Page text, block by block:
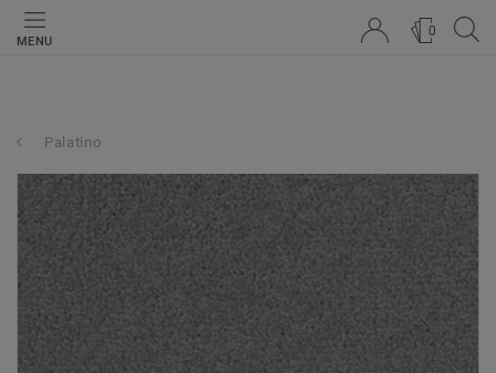
MENU
0
Palatino